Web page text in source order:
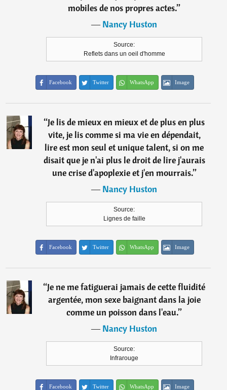
mobiles de nos propres actes.”
―Nancy Huston
Source:
Reflets dans un oeil d'homme
Facebook Twitter WhatsApp Image
“Je lis de mieux en mieux et de plus en plus
vite, je lis comme si ma vie en dépendait,
lire est mon seul et unique talent, si on me
disait que je n'ai plus le droit de lire j'aurais
une crise d'apoplexie et j'en mourrais.”
―Nancy Huston
Source:
Lignes de faille
Facebook Twitter WhatsApp Image
“Je ne me fatiguerai jamais de cette fluidité
argentée, mon sexe baignant dans la joie
comme un poisson dans l'eau.”
―Nancy Huston
Source:
Infrarouge
Facebook Twitter WhatsApp Image